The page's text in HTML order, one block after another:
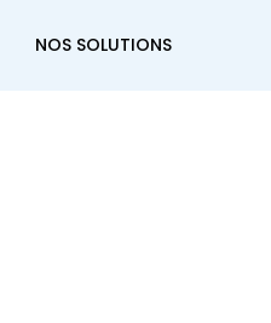
NOS SOLUTIONS